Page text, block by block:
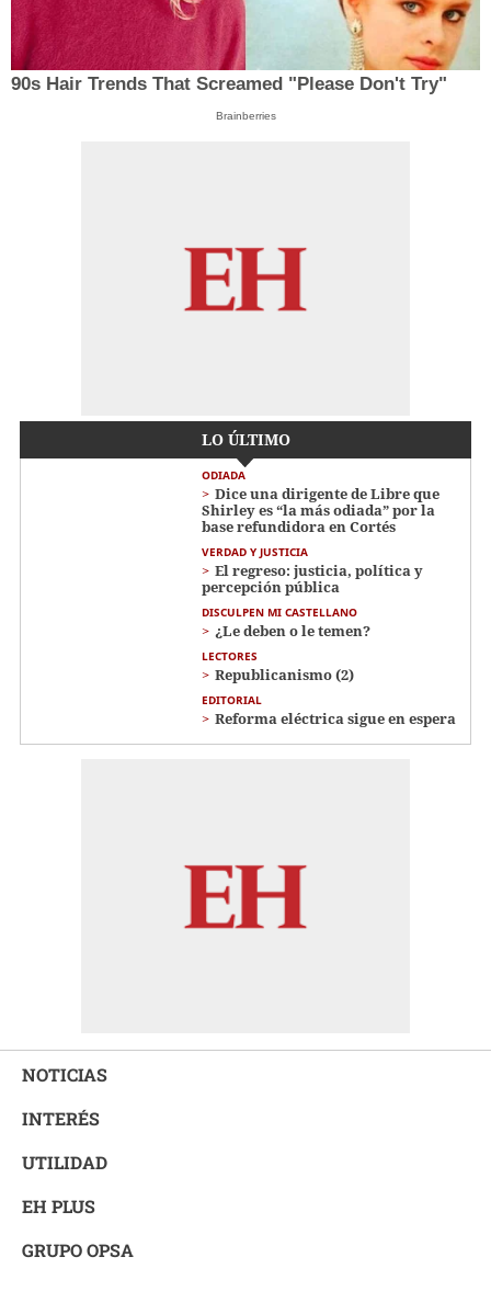
90s Hair Trends That Screamed "Please Don't Try"
Brainberries
LO ÚLTIMO
ODIADA
Dice una dirigente de Libre que
Shirley es “la más odiada” por la
base refundidora en Cortés
VERDAD Y JUSTICIA
El regreso: justicia, política y
percepción pública
DISCULPEN MI CASTELLANO
¿Le deben o le temen?
LECTORES
Republicanismo (2)
EDITORIAL
Reforma eléctrica sigue en espera
NOTICIAS
INTERÉS
UTILIDAD
EH PLUS
GRUPO OPSA